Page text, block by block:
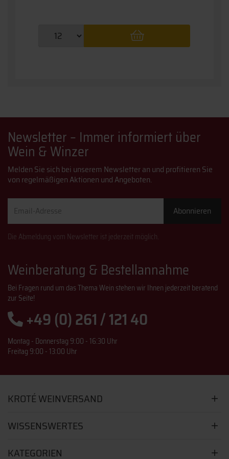
Newsletter – Immer informiert über
Wein & Winzer
Melden Sie sich bei unserem Newsletter an und profitieren Sie
von regelmäßigen Aktionen und Angeboten.
Adresse
Abonnieren
Die Abmeldung vom Newsletter ist jederzeit möglich.
Weinberatung & Bestellannahme
Bei Fragen rund um das Thema Wein stehen wir Ihnen jederzeit beratend
zur Seite!
+49 (0) 261 / 121 40
Montag - Donnerstag 9:00 - 16:30 Uhr
Freitag 9:00 - 13:00 Uhr
KROTÉ WEINVERSAND
WISSENSWERTES
KATEGORIEN